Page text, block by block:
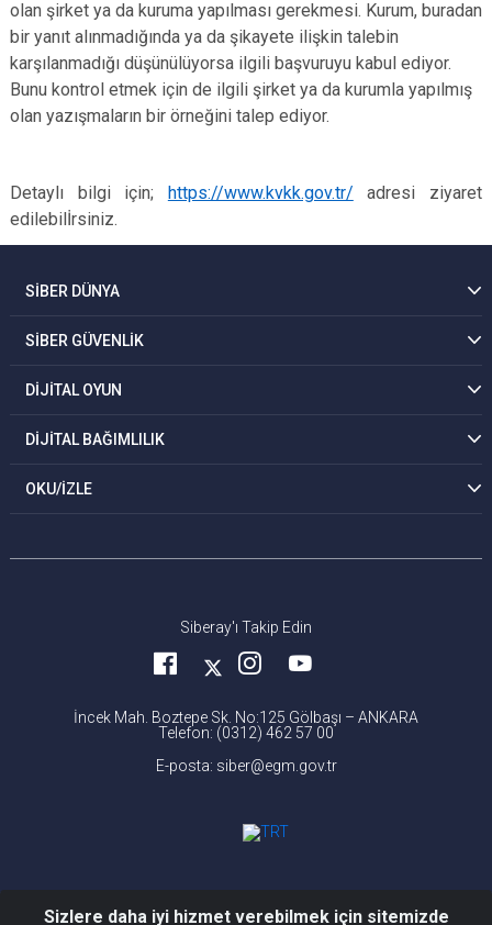
olan şirket ya da kuruma yapılması gerekmesi. Kurum, buradan
bir yanıt alınmadığında ya da şikayete ilişkin talebin
karşılanmadığı düşünülüyorsa ilgili başvuruyu kabul ediyor.
Bunu kontrol etmek için de ilgili şirket ya da kurumla yapılmış
olan yazışmaların bir örneğini talep ediyor.
Detaylı bilgi için; https://www.kvkk.gov.tr/ adresi ziyaret
edilebilİrsiniz.
SİBER DÜNYA
SİBER GÜVENLİK
DİJİTAL OYUN
DİJİTAL BAĞIMLILIK
OKU/İZLE
Siberay'ı Takip Edin
İncek Mah. Boztepe Sk. No:125 Gölbaşı – ANKARA
Telefon: (0312) 462 57 00
E-posta: siber@egm.gov.tr
Sizlere daha iyi hizmet verebilmek için sitemizde